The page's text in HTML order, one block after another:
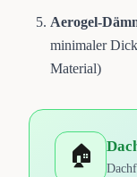
Aerogel-
minimaler
Material)
🏠